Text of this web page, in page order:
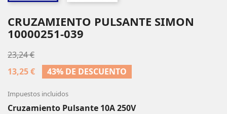
CRUZAMIENTO PULSANTE SIMON
10000251-039
23,24 €
13,25 €
43% DE DESCUENTO
Impuestos incluidos
Cruzamiento Pulsante 10A 250V